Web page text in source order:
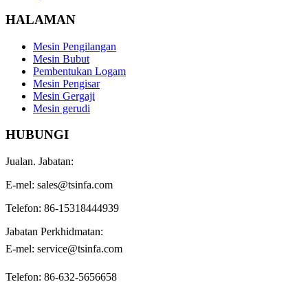
HALAMAN
Mesin Pengilangan
Mesin Bubut
Pembentukan Logam
Mesin Pengisar
Mesin Gergaji
Mesin gerudi
HUBUNGI
Jualan. Jabatan:
E-mel: sales@tsinfa.com
Telefon: 86-15318444939
Jabatan Perkhidmatan:
E-mel: service@tsinfa.com
Telefon: 86-632-5656658